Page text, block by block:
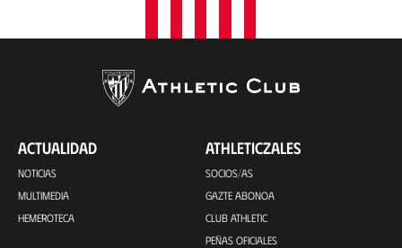
ACTUALIDAD
NOTICIAS
MULTIMEDIA
HEMEROTECA
ATHLETICZALES
SOCIOS/AS
GAZTE ABONOA
CLUB ATHLETIC
PEÑAS OFICIALES